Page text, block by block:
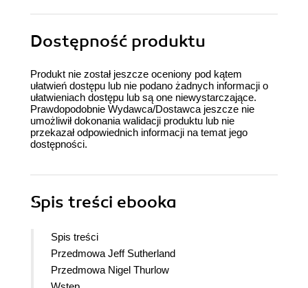
Dostępność produktu
Produkt nie został jeszcze oceniony pod kątem
ułatwień dostępu lub nie podano żadnych informacji o
ułatwieniach dostępu lub są one niewystarczające.
Prawdopodobnie Wydawca/Dostawca jeszcze nie
umożliwił dokonania walidacji produktu lub nie
przekazał odpowiednich informacji na temat jego
dostępności.
Spis treści ebooka
Spis treści
Przedmowa Jeff Sutherland
Przedmowa Nigel Thurlow